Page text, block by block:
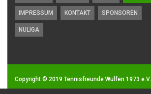
IMPRESSUM KONTAKT SPONSOREN
NULIGA
Copyright © 2019 Tennisfreunde Wulfen 1973 e.V.